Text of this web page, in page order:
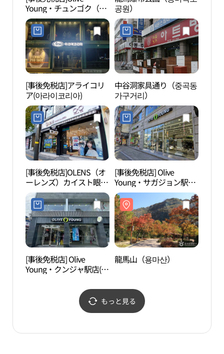
Young・チュンゴク（中
谷）駅店(올리브영 중곡
역점)
공원）
[事後免税店]アライコリ
ア(아라이코리아)
中谷洞家具通り（중곡동
가구거리）
[事後免税店]OLENS（オ
ーレンズ）カイスト眼
鏡・チャンアン（長安）
店(오렌즈 카이스트안경
장안점)
[事後免税店] Olive
Young・サガジョン駅店
(올리브영 사가정역점)
[事後免税店] Olive
Young・クンジャ駅店(올
龍馬山（용마산）
もっと見る